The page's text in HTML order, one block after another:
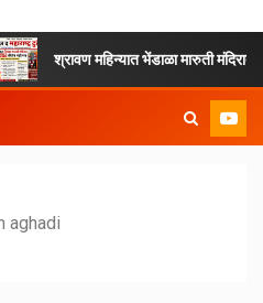
श्रावण महिन्यात भेंडाळा मारुती मंदिरात
aghadi